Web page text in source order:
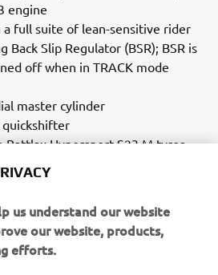
engine
a full suite of lean-sensitive rider
Back Slip Regulator (BSR); BSR is
off when in TRACK mode
master cylinder
Battlax Hypersport S23 M tyres
clutch levers
LEARN MORE
us understand our website
our website, products,
efforts.